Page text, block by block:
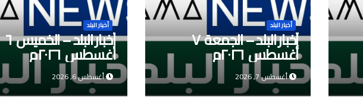
أخبار البلد
أخبار البلد – الجمعة ٧
أغسطس ٢٠٢٦م
أغسطس 7, 2026
أخبار البلد
أخبار البلد – الخميس ٦
أغسطس ٢٠٢٦م
أغسطس 6, 2026